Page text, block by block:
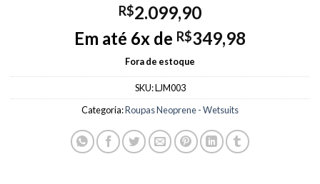
R$2.099,90
Em até 6x de R$349,98
Fora de estoque
SKU:LJM003
Categoria:Roupas Neoprene - Wetsuits